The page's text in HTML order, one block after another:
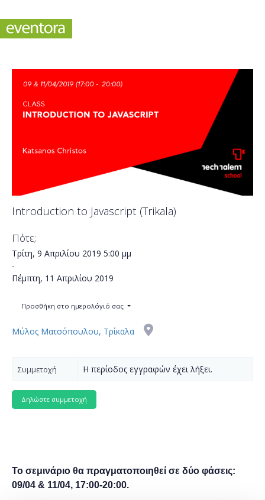
Introduction to Javascript (Trikala)
Πότε;
Τρίτη, 9 Απριλίου 2019 5:00 μμ
-
Πέμπτη, 11 Απριλίου 2019
Προσθήκη στο ημερολόγιό σας
Μύλος Ματσόπουλου, Τρίκαλα
Συμμετοχή Η περίοδος εγγραφών έχει λήξει.
Το σεμινάριο θα πραγματοποιηθεί σε δύο φάσεις:
09/04 & 11/04, 17:00-20:00.